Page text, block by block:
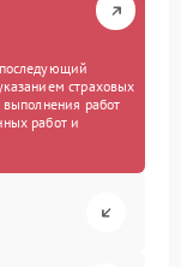
страховых
выполнения работ
работ и